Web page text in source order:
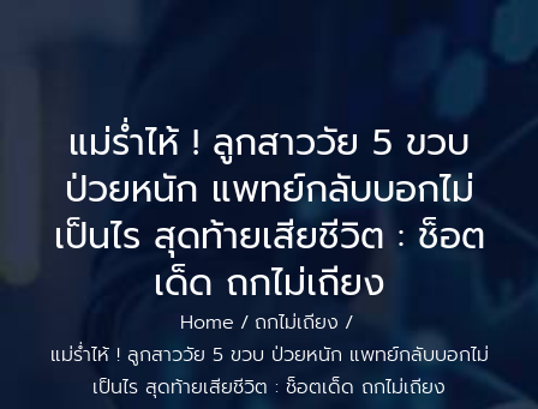
แม่ร่ำไห้ ! ลูกสาววัย 5 ขวบ
ป่วยหนัก แพทย์กลับบอกไม่
เป็นไร สุดท้ายเสียชีวิต : ช็อต
เด็ด ถกไม่เถียง
Home / ถกไม่เถียง /
แม่ร่ำไห้ ! ลูกสาววัย 5 ขวบ ป่วยหนัก แพทย์กลับบอกไม่
เป็นไร สุดท้ายเสียชีวิต : ช็อตเด็ด ถกไม่เถียง